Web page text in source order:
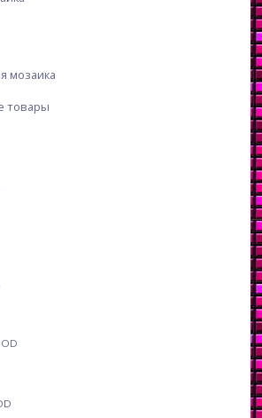
мозаика
товары